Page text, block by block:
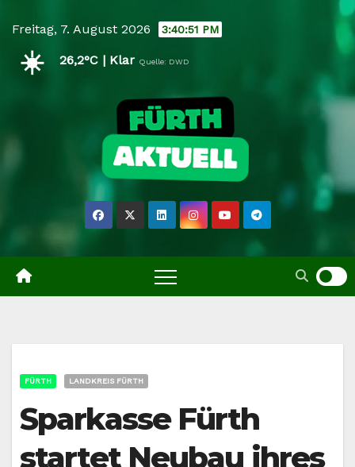
content
Freitag, 7. August 2026 3:40:52 PM
☀️ 26,2°C | Klar Quelle: DWD
FÜRTH LANDKREIS FÜRTH
Sparkasse Fürth
startet Neubau ihres